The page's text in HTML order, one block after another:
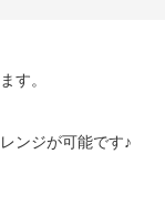
す。
ンジが可能です♪